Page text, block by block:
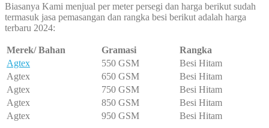
Biasanya Kami menjual per meter persegi dan harga berikut sudah
termasuk jasa pemasangan dan rangka besi berikut adalah harga
terbaru 2024:
Merek/ Bahan Gramasi
Rangka
Agtex
550 GSM
Besi Hitam
Agtex
650 GSM
Besi Hitam
Agtex
750 GSM
Besi Hitam
Agtex
850 GSM
Besi Hitam
Agtex
950 GSM Besi Hitam